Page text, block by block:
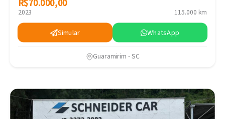
R$70.000,00
R$70.000,00
2023 115.000 km
Simular WhatsApp
Guaramirim - SC